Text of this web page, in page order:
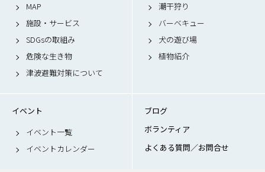
MAP
施設・サービス
SDGsの取組み
危険な生き物
津波避難対策について
潮干狩り
バーベキュー
犬の遊び場
植物紹介
イベント
イベント一覧
イベントカレンダー
ブログ
ボランティア
よくある質問／お問合せ